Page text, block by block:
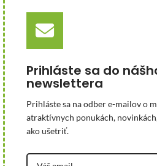
Prihláste sa do
newslettera
Prihláste sa na odber e-mailov o
atraktívnych ponukách,
ako ušetriť.